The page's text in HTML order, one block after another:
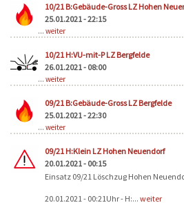
10/21 B:Gebäude-Gross LZ Hohen
25.01.2021 - 22:15
... weiter
10/21 H:VU-mit-P LZ Bergfelde
26.01.2021 - 08:00
... weiter
09/21 B:Gebäude-Gross LZ Bergfelde
25.01.2021 - 22:30
... weiter
09/21 H:Klein LZ Hohen Neuendorf
20.01.2021 - 00:15
Einsatz 09/21 Löschzug Hohen
20.01.2021 - 00:21Uhr - H:... weiter